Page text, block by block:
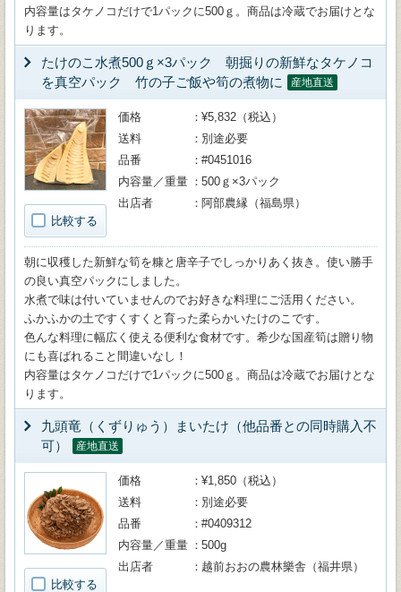
内容量はタケノコだけで1パックに500ｇ。商品は冷蔵でお届けとな
ります。
たけのこ水煮500ｇ×3パック 朝掘りの新鮮なタケノコ
を真空パック 竹の子ご飯や筍の煮物に
産地直送
比較する
価格
¥5,832（税込）
送料
別途必要
品番
#0451016
内容量／重量
500ｇ×3パック
出店者
阿部農縁（福島県）
朝に収穫した新鮮な筍を糠と唐辛子でしっかりあく抜き。使い勝手
の良い真空パックにしました。
水煮で味は付いていませんのでお好きな料理にご活用ください。
ふかふかの土ですくすくと育った柔らかいたけのこです。
色んな料理に幅広く使える便利な食材です。希少な国産筍は贈り物
にも喜ばれること間違いなし！
内容量はタケノコだけで1パックに500ｇ。商品は冷蔵でお届けとな
ります。
九頭竜（くずりゅう）まいたけ（他品番との同時購入不
可）
産地直送
比較する
価格
¥1,850（税込）
送料
別途必要
品番
#0409312
内容量／重量
500g
出店者
越前おおの農林樂舎（福井県）